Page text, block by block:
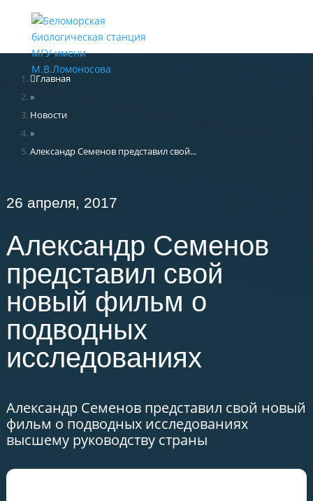
Главная
»
Новости
»
Александр Семенов представил свой...
26 апреля, 2017
Александр Семенов
представил свой
новый фильм о
подводных
исследованиях
Александр Семенов представил свой новый
фильм о подводных исследованиях
высшему руководству страны